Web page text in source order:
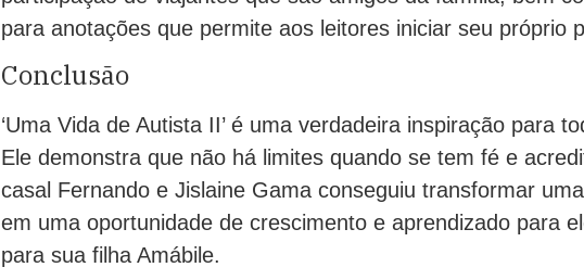
para anotações que permite aos leitores iniciar seu próprio
Conclusão
‘Uma Vida de Autista II’ é uma verdadeira inspiração para
Ele demonstra que não há limites quando se tem fé e
casal Fernando e Jislaine Gama conseguiu transformar
em uma oportunidade de crescimento e aprendizado para
para sua filha Amábile.